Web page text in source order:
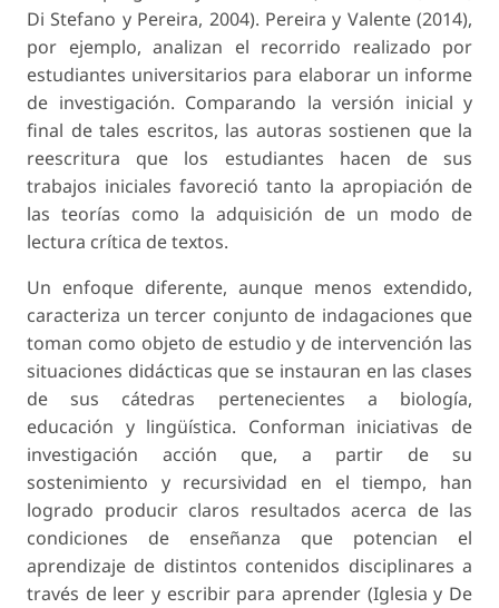
Di Stefano y Pereira, 2004). Pereira y Valente (2014),
por ejemplo, analizan el recorrido realizado por
estudiantes universitarios para elaborar un informe
de investigación. Comparando la versión inicial y
final de tales escritos, las autoras sostienen que la
reescritura que los estudiantes hacen de sus
trabajos iniciales favoreció tanto la apropiación de
las teorías como la adquisición de un modo de
lectura crítica de textos.
Un enfoque diferente, aunque menos extendido,
caracteriza un tercer conjunto de indagaciones que
toman como objeto de estudio y de intervención las
situaciones didácticas que se instauran en las clases
de sus cátedras pertenecientes a biología,
educación y lingüística. Conforman iniciativas de
investigación acción que, a partir de su
sostenimiento y recursividad en el tiempo, han
logrado producir claros resultados acerca de las
condiciones de enseñanza que potencian el
aprendizaje de distintos contenidos disciplinares a
través de leer y escribir para aprender (Iglesia y De